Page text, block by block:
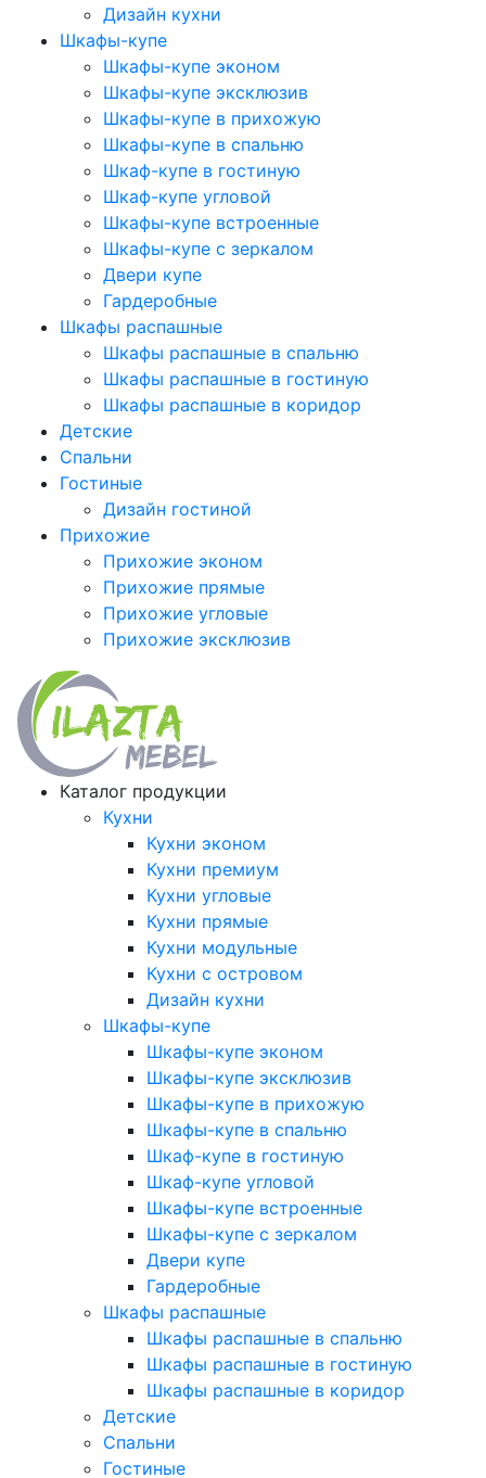
Дизайн кухни
Шкафы-купе
Шкафы-купе эконом
Шкафы-купе эксклюзив
Шкафы-купе в прихожую
Шкафы-купе в спальню
Шкаф-купе в гостиную
Шкаф-купе угловой
Шкафы-купе встроенные
Шкафы-купе с зеркалом
Двери купе
Гардеробные
Шкафы распашные
Шкафы распашные в спальню
Шкафы распашные в гостиную
Шкафы распашные в коридор
Детские
Спальни
Гостиные
Дизайн гостиной
Прихожие
Прихожие эконом
Прихожие прямые
Прихожие угловые
Прихожие эксклюзив
Каталог продукции
Кухни
Кухни эконом
Кухни премиум
Кухни угловые
Кухни прямые
Кухни модульные
Кухни с островом
Дизайн кухни
Шкафы-купе
Шкафы-купе эконом
Шкафы-купе эксклюзив
Шкафы-купе в прихожую
Шкафы-купе в спальню
Шкаф-купе в гостиную
Шкаф-купе угловой
Шкафы-купе встроенные
Шкафы-купе с зеркалом
Двери купе
Гардеробные
Шкафы распашные
Шкафы распашные в спальню
Шкафы распашные в гостиную
Шкафы распашные в коридор
Детские
Спальни
Гостиные